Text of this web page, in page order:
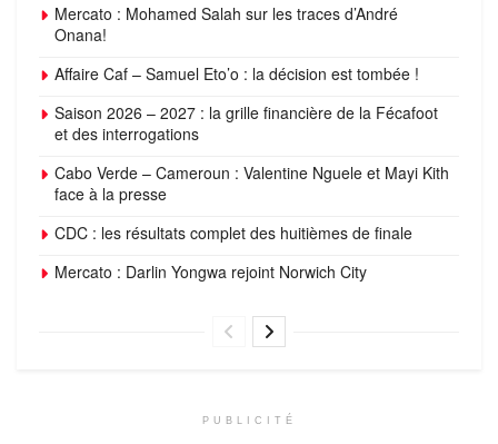
Mercato : Mohamed Salah sur les traces d’André
Onana!
Affaire Caf – Samuel Eto’o : la décision est tombée !
Saison 2026 – 2027 : la grille financière de la Fécafoot
et des interrogations
Cabo Verde – Cameroun : Valentine Nguele et Mayi Kith
face à la presse
CDC : les résultats complet des huitièmes de finale
Mercato : Darlin Yongwa rejoint Norwich City
PUBLICITÉ